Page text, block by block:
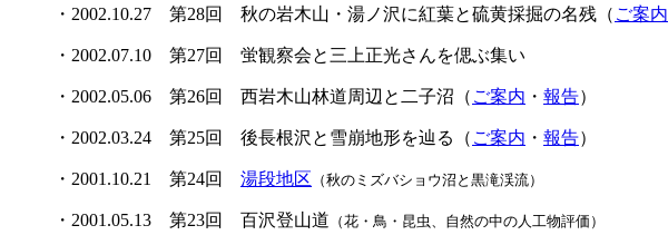
・2002.10.27 第28回 秋の岩木山・湯ノ沢に紅葉と硫黄採掘の名残（ ご案内
・2002.07.10 第27回 蛍観察会と三上正光さんを偲ぶ集い
・2002.05.06 第26回 西岩木山林道周辺と二子沼（ ご案内 ・ 報告）
・2002.03.24 第25回 後長根沢と雪崩地形を辿る（ ご案内 ・ 報告）
・2001.10.21 第24回 湯段地区 （秋のミズバショウ沼と黒滝渓流）
・2001.05.13 第23回 百沢登山道 （花・鳥・昆虫、自然の中の人工物評価）